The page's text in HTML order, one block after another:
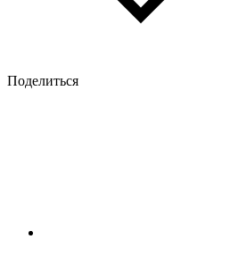
Поделиться